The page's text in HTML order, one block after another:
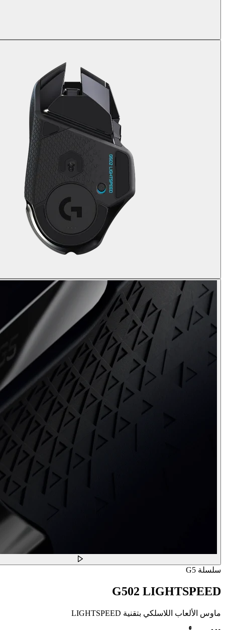
سلسلة G5
G502 LIGHTSPEED
ماوس الألعاب اللاسلكي بتقنية LIGHTSPEED